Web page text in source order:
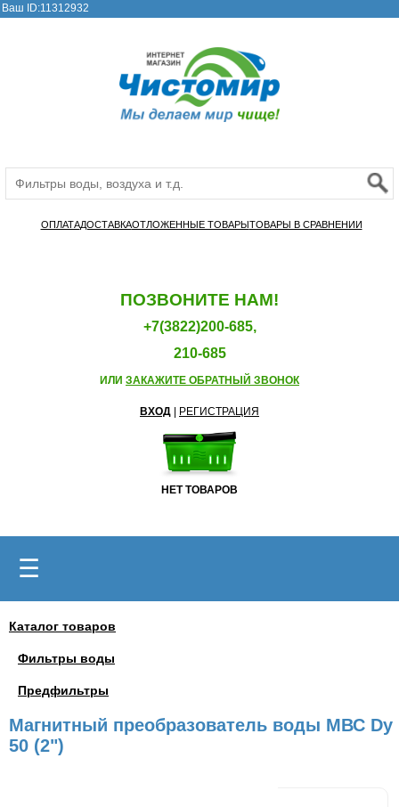
Ваш ID:11312932
ОПЛАТАДОСТАВКАОТЛОЖЕННЫЕ ТОВАРЫТОВАРЫ В СРАВНЕНИИ
ПОЗВОНИТЕ НАМ!
+7(3822)200-685,
210-685
ИЛИ ЗАКАЖИТЕ ОБРАТНЫЙ ЗВОНОК
ВХОД РЕГИСТРАЦИЯ
НЕТ ТОВАРОВ
☰
Каталог товаров
Фильтры воды
Предфильтры
Магнитный преобразователь воды МВС Dy
50 (2")